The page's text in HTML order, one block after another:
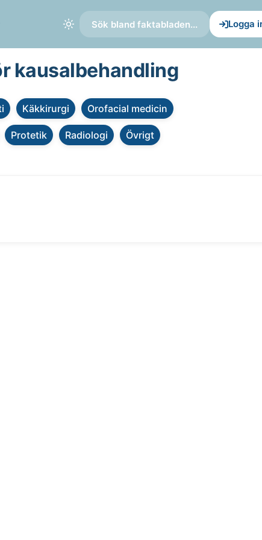
Sök bland faktabladen... Logga
kausalbehandling
Käkkirurgi Orofacial medicin
Protetik Radiologi Övrigt